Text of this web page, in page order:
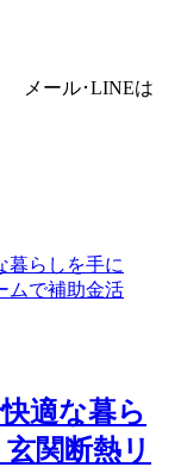
ール･LINEは
適な暮ら
関断熱リ